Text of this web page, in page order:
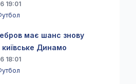
19:01
має шанс знову
Динамо
18:01